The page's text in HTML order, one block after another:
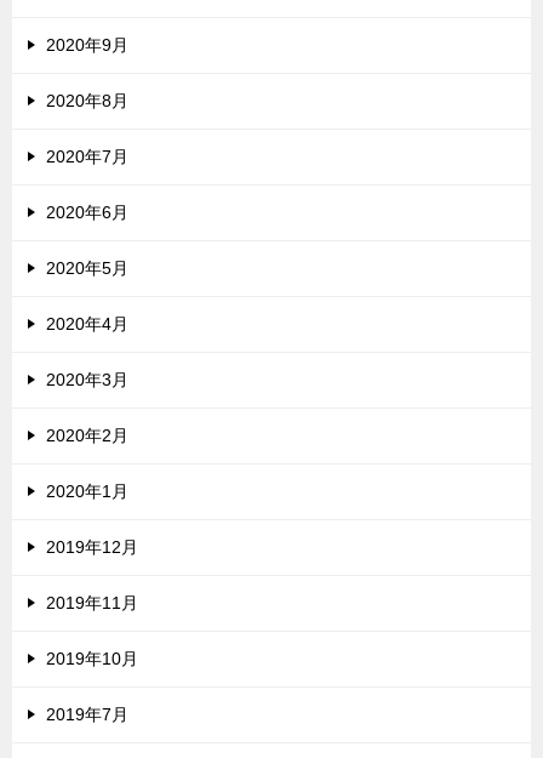
2020年9月
2020年8月
2020年7月
2020年6月
2020年5月
2020年4月
2020年3月
2020年2月
2020年1月
2019年12月
2019年11月
2019年10月
2019年7月